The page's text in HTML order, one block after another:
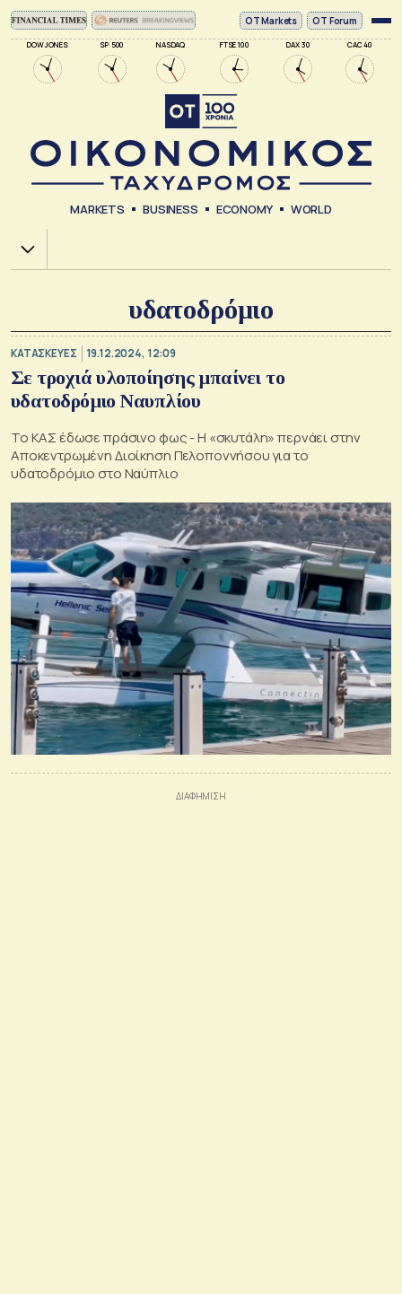
DOW JONES SP 500 NASDAQ FTSE 100 DAX 30 CAC 40
ΟΤ Markets OT Forum
MARKETS BUSINESS ECONOMY WORLD
Χ.Α.
υδατοδρόμιο
ΚΑΤΑΣΚΕΥΕΣ 19.12.2024, 12:09
Σε τροχιά υλοποίησης μπαίνει το
υδατοδρόμιο Ναυπλίου
Το ΚΑΣ έδωσε πράσινο φως - Η «σκυτάλη» περνάει στην
Αποκεντρωμένη Διοίκηση Πελοποννήσου για το
υδατοδρόμιο στο Ναύπλιο